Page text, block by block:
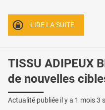
LIRE LA SUITE
TISSU ADIPEUX
de nouvelles
Actualité publiée il y a 1 mois 3